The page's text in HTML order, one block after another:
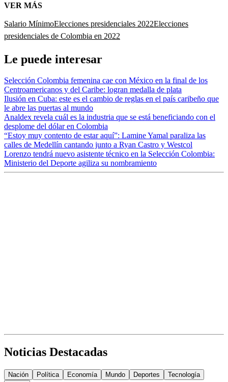
VER MÁS
Salario MínimoElecciones presidenciales 2022Elecciones
presidenciales de Colombia en 2022
Le puede interesar
Selección Colombia femenina cae con México en la final de los
Centroamericanos y del Caribe: logran medalla de plata
Ilusión en Cuba: este es el cambio de reglas en el país caribeño que
le abre las puertas al mundo
Analdex revela cuál es la industria que se está beneficiando con el
desplome del dólar en Colombia
“Estoy muy contento de estar aquí”: Lamine Yamal paraliza las
calles de Medellín cantando junto a Ryan Castro y Westcol
Lorenzo tendrá nuevo asistente técnico en la Selección Colombia:
Ministerio del Deporte agiliza su nombramiento
Noticias Destacadas
Nación Política Economía Mundo Deportes
Tecnología